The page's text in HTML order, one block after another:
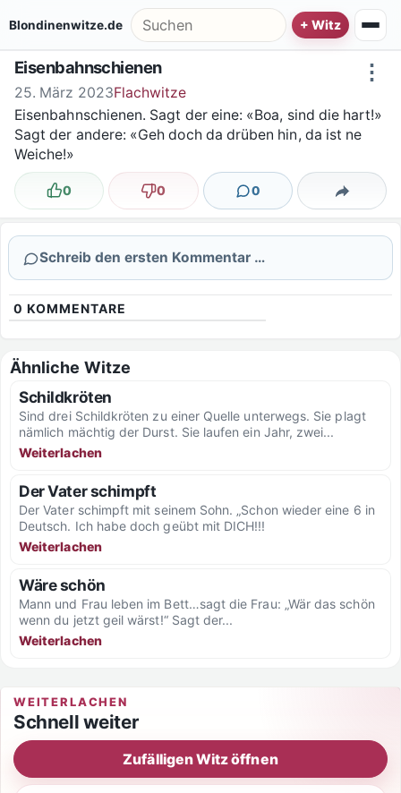
Blondinenwitze.de Suche nach:
⋮
Eisenbahnschienen
25. März 2023Flachwitze
Eisenbahnschienen. Sagt der eine: «Boa, sind die hart!»
Sagt der andere: «Geh doch da drüben hin, da ist ne
Weiche!»
Lustig
0 Nicht lustig
0 0
Kommentare Teilen
Schreib den ersten Kommentar …
0 KOMMENTARE
Ähnliche Witze
Schildkröten
Sind drei Schildkröten zu einer Quelle unterwegs. Sie plagt
nämlich mächtig der Durst. Sie laufen ein Jahr, zwei...
Weiterlachen
Der Vater schimpft
Der Vater schimpft mit seinem Sohn. „Schon wieder eine 6 in
Deutsch. Ich habe doch geübt mit DICH!!!
Weiterlachen
Wäre schön
Mann und Frau leben im Bett…sagt die Frau: „Wär das schön
wenn du jetzt geil wärst!“ Sagt der...
Weiterlachen
WEITERLACHEN
Schnell weiter
Zufälligen Witz öffnen